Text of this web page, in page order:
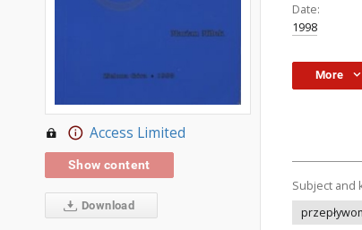
Access Limited
Show content
Download
Date:
1998
More
Subject and